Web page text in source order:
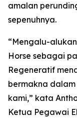
amalan
sepenuhnya.
“Mengalu-
Horse sebagai
Regeneratif
bermakna
kami,” kata
Ketua Pegawai